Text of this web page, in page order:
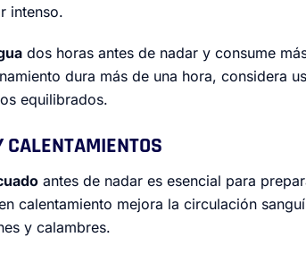
intenso.
dos horas antes de nadar y consume
dura más de una hora, considera
equilibrados.
antes de nadar es esencial para
calentamiento mejora la circulación
y calambres.